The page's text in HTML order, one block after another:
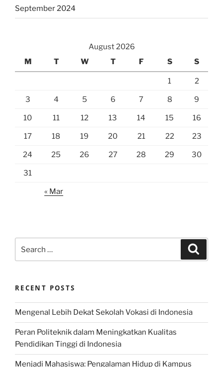
September 2024
August 2026
M
T W T F S S
1 2
3 4 5 6 7 8 9
10 11 12 13 14 15 16
17 18 19 20 21 22 23
24 25 26 27 28 29 30
31
« Mar
for:
RECENT POSTS
Mengenal Lebih Dekat Sekolah Vokasi di Indonesia
Peran Politeknik dalam Meningkatkan Kualitas
Pendidikan Tinggi di Indonesia
Menjadi Mahasiswa: Pengalaman Hidup di Kampus